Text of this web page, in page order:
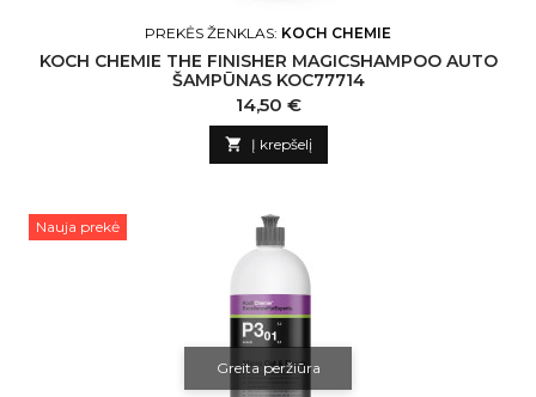
PREKĖS ŽENKLAS: KOCH CHEMIE
KOCH CHEMIE THE FINISHER MAGICSHAMPOO AUTO
ŠAMPŪNAS KOC77714
Kaina
14,50 €
 Į krepšelį
Nauja prekė
Greita peržiūra